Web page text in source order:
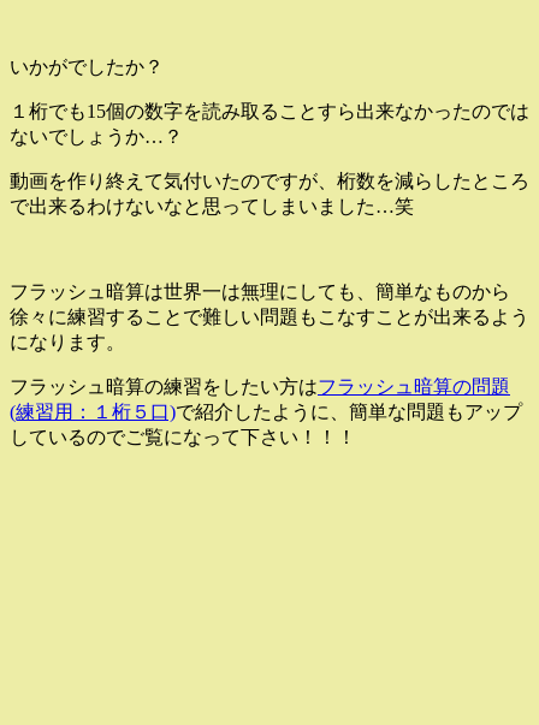
いかがでしたか？
１桁でも15個の数字を読み取ることすら出来なかったのでは
ないでしょうか…？
動画を作り終えて気付いたのですが、桁数を減らしたところ
で出来るわけないなと思ってしまいました…笑
フラッシュ暗算は世界一は無理にしても、簡単なものから
徐々に練習することで難しい問題もこなすことが出来るよう
になります。
フラッシュ暗算の練習をしたい方はフラッシュ暗算の問題
(練習用：１桁５口)で紹介したように、簡単な問題もアップ
しているのでご覧になって下さい！！！